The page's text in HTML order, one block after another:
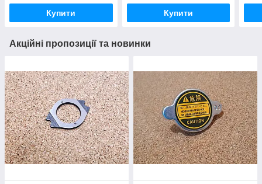
Купити Купити
Акційні пропозиції та новинки